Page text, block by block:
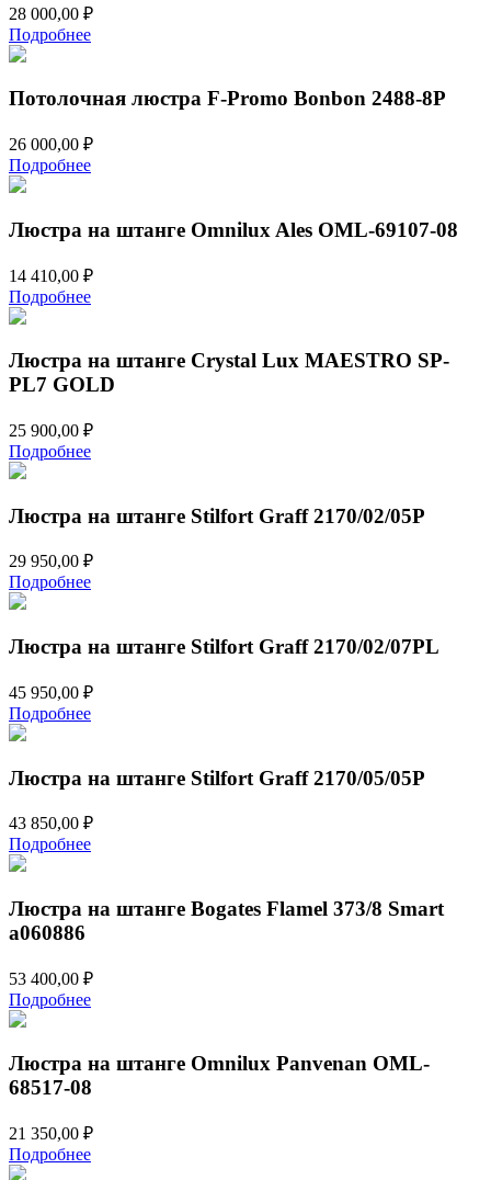
28 000,00 ₽
Подробнее
Потолочная люстра F-Promo Bonbon 2488-8P
26 000,00 ₽
Подробнее
Люстра на штанге Omnilux Ales OML-69107-08
14 410,00 ₽
Подробнее
Люстра на штанге Crystal Lux MAESTRO SP-
PL7 GOLD
25 900,00 ₽
Подробнее
Люстра на штанге Stilfort Graff 2170/02/05P
29 950,00 ₽
Подробнее
Люстра на штанге Stilfort Graff 2170/02/07PL
45 950,00 ₽
Подробнее
Люстра на штанге Stilfort Graff 2170/05/05P
43 850,00 ₽
Подробнее
Люстра на штанге Bogates Flamel 373/8 Smart
a060886
53 400,00 ₽
Подробнее
Люстра на штанге Omnilux Panvenan OML-
68517-08
21 350,00 ₽
Подробнее